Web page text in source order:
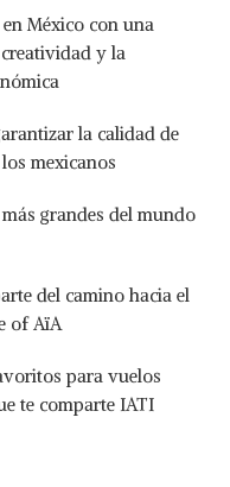
en México con una
y la
la calidad de
mexicanos
grandes del mundo
del camino hacia el
of AïA
para vuelos
te comparte IATI